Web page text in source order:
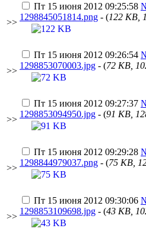
>>
Пт 15 июня 2012 09:25:58
1298845051814.png - (122 KB,
>>
Пт 15 июня 2012 09:26:54
1298853070003.jpg - (72 KB,
>>
Пт 15 июня 2012 09:27:37
1298853094950.jpg - (91 KB,
>>
Пт 15 июня 2012 09:29:28
1298844979037.png - (75 KB,
>>
Пт 15 июня 2012 09:30:06
1298853109698.jpg - (43 KB,